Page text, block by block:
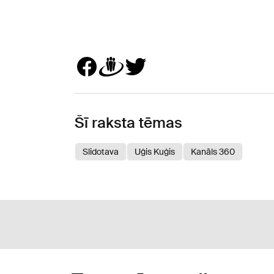
Šī raksta tēmas
Slidotava Uģis Kuģis Kanāls 360